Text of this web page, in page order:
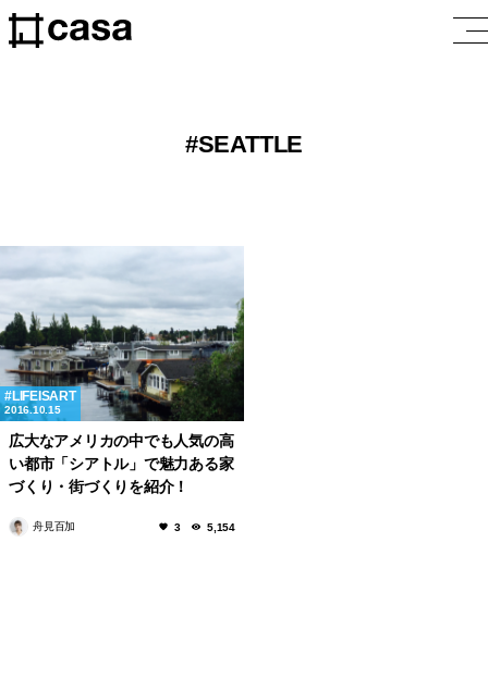
SEATTLE
LIFEISART
2016.10.15
広大なアメリカの中でも人気の高
い都市「シアトル」で魅力ある家
づくり・街づくりを紹介！
舟見百加 3 5,154